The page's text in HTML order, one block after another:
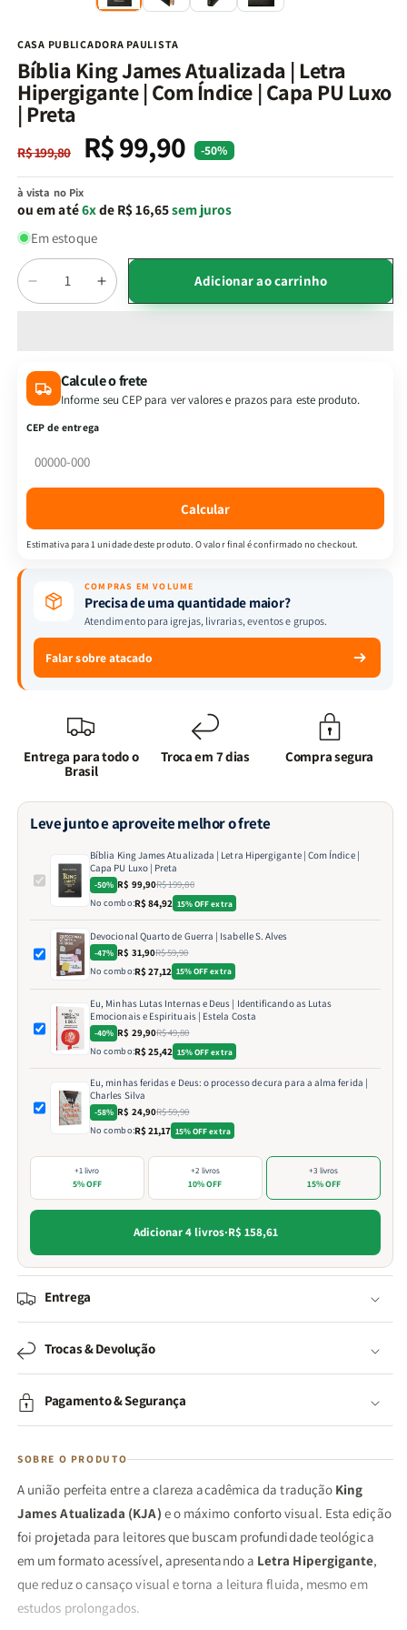
CASA PUBLICADORA PAULISTA
Bíblia King James Atualizada | Letra
Hipergigante | Com Índice | Capa PU Luxo
| Preta
Preço
normal
R$ 199,80
Preço
promocional
R$ 99,90 -50%
à vista no Pix
ou em até6xde R$ 16,65sem juros
Em estoque
Quantidade
Diminuir
a
King
James
Atualizada
Letra
Índice
PU
Luxo
Preta
Aumentar
a
King
James
Índice
PU
Luxo
Preta
Adicionar ao carrinho
Calcule o frete
Informe seu CEP para ver valores e prazos para este produto.
CEP de entrega
Calcular
Estimativa para 1 unidade deste produto. O valor final é confirmado no checkout.
COMPRAS EM VOLUME
Precisa de uma quantidade maior?
Atendimento para igrejas, livrarias, eventos e grupos.
Falar sobre atacado
Entrega para todo o
Brasil
Troca em 7 dias Compra segura
Leve junto e aproveite melhor o frete
Bíblia King James Atualizada | Letra Hipergigante | Com Índice |
Capa PU Luxo | Preta
-50% R$ 99,90R$ 199,80
No combo:R$ 84,92 15% OFF extra
Devocional Quarto de Guerra | Isabelle S. Alves
-47% R$ 31,90R$ 59,90
No combo:R$ 27,12 15% OFF extra
Eu, Minhas Lutas Internas e Deus | Identificando as Lutas
Emocionais e Espirituais | Estela Costa
-40% R$ 29,90R$ 49,80
No combo:R$ 25,42 15% OFF extra
Eu, minhas feridas e Deus: o processo de cura para a alma ferida |
Charles Silva
-58% R$ 24,90R$ 59,90
No combo:R$ 21,17 15% OFF extra
+1 livro
5% OFF
+2 livros
10% OFF
+3 livros
15% OFF
Adicionar 4 livros·R$ 158,61
Entrega
Trocas & Devolução
Pagamento & Segurança
SOBRE O PRODUTO
A união perfeita entre a clareza acadêmica da tradução King
James Atualizada (KJA) e o máximo conforto visual. Esta edição
foi projetada para leitores que buscam profundidade teológica
em um formato acessível, apresentando a Letra Hipergigante,
que reduz o cansaço visual e torna a leitura fluida, mesmo em
estudos prolongados.